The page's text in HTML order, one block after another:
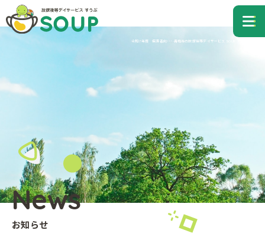
令和7年度 保護者向･･･-青梅市の放課後等デイサービス SOUP（すうぷ）
News
お知らせ